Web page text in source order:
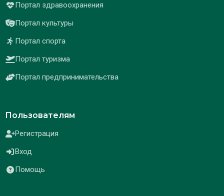
Портал здравоохранения
Портал культуры
Портал спорта
Портал туризма
Портал предпринимательства
Пользователям
Регистрация
Вход
Помощь